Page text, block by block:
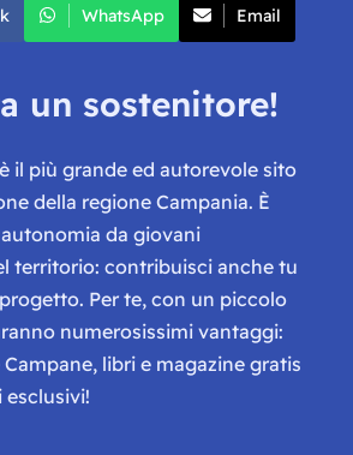
WhatsApp Email
un sostenitore!
il più grande ed autorevole sito
della regione Campania. È
da giovani
territorio: contribuisci anche tu
Per te, con un piccolo
numerosissimi vantaggi:
libri e magazine gratis
esclusivi!